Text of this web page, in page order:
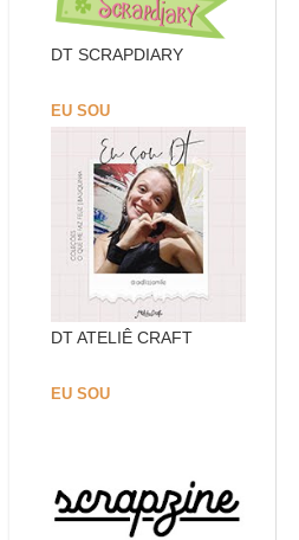
DT SCRAPDIARY
EU SOU
DT ATELIÊ CRAFT
EU SOU